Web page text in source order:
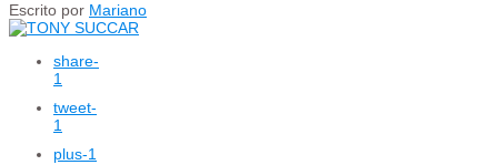
Escrito por Mariano
share-
1
tweet-
1
plus-1